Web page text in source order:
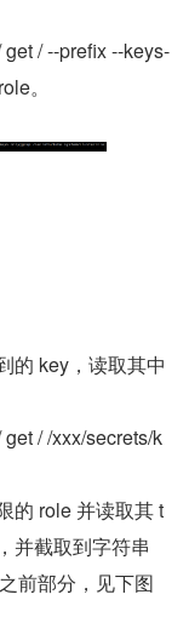
/ --prefix --keys-
。
的 key，读取其中
/ /xxx/secrets/k
的 role 并读取其 t
并截取到字符串
前部分，见下图